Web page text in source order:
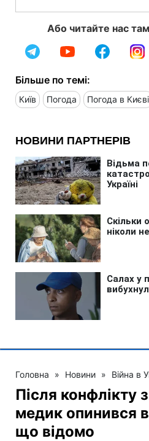
Або читайте нас
Більше по темі:
Київ Погода Погода в Києві
Головна » Новини » Війна в
Після конфлікту
медик опинився в
що відомо